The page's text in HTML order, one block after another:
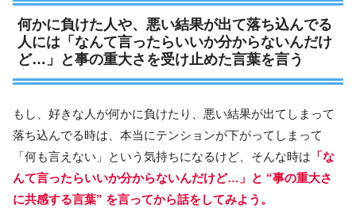
何かに負けた人や、悪い結果が出て落ち込んでる
人には「なんて言ったらいいか分からないんだけ
ど…」と事の重大さを受け止めた言葉を言う
もし、好きな人が何かに負けたり、悪い結果が出てしまって
落ち込んでる時は、本当にテンションが下がってしまって
「何も言えない」という気持ちになるけど、そんな時は 「な
んて言ったらいいか分からないんだけど…」と “事の重大さ
に共感する言葉” を言ってから話をしてみよう。